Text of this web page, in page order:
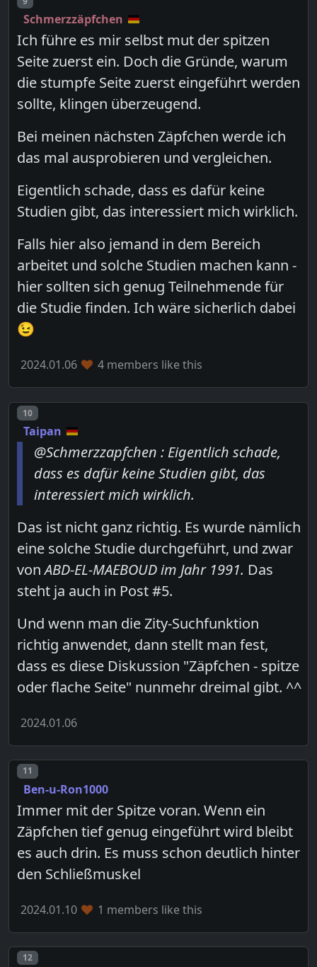
Schmerzzäpfchen
Ich führe es mir selbst mut der spitzen
Seite zuerst ein. Doch die Gründe, warum
die stumpfe Seite zuerst eingeführt werden
sollte, klingen überzeugend.
Bei meinen nächsten Zäpfchen werde ich
das mal ausprobieren und vergleichen.
Eigentlich schade, dass es dafür keine
Studien gibt, das interessiert mich wirklich.
Falls hier also jemand in dem Bereich
arbeitet und solche Studien machen kann -
hier sollten sich genug Teilnehmende für
die Studie finden. Ich wäre sicherlich dabei
😉
2024.01.06 4 members like this
Post number
10
Taipan
@Schmerzzapfchen : Eigentlich schade,
dass es dafür keine Studien gibt, das
interessiert mich wirklich.
Das ist nicht ganz richtig. Es wurde nämlich
eine solche Studie durchgeführt, und zwar
vonABD-EL-MAEBOUD im Jahr 1991. Das
steht ja auch in Post #5.
Und wenn man die Zity-Suchfunktion
richtig anwendet, dann stellt man fest,
dass es diese Diskussion "Zäpfchen - spitze
oder flache Seite" nunmehr dreimal gibt. ^^
2024.01.06
Post number
11
Ben-u-Ron1000
Immer mit der Spitze voran. Wenn ein
Zäpfchen tief genug eingeführt wird bleibt
es auch drin. Es muss schon deutlich hinter
den Schließmuskel
2024.01.10 1 members like this
Post number
12